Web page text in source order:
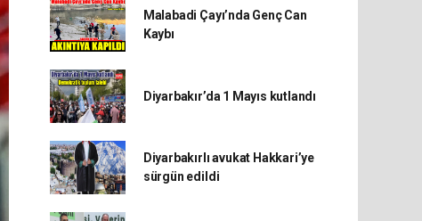
Malabadi Çayı’nda Genç Can
Kaybı
Diyarbakır’da 1 Mayıs kutlandı
Diyarbakırlı avukat Hakkari’ye
sürgün edildi